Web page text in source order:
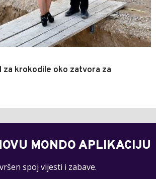
za krokodile oko zatvora za
MONDO APLIKACIJU
spoj vijesti i zabave.